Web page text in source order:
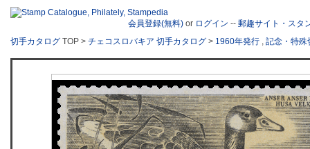
会員登録(無料) or ログイン -- 郵趣サイト・スタ
切手カタログ TOP > チェコスロバキア 切手カタログ > 1960年発行 , 記念・特殊